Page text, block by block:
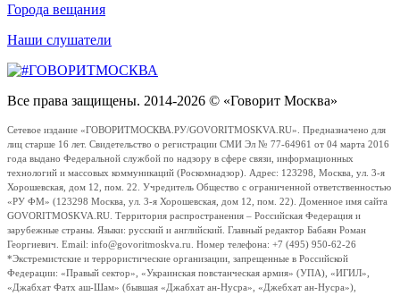
Города вещания
Наши слушатели
Все права защищены. 2014-2026 © «Говорит Москва»
Сетевое издание «ГОВОРИТМОСКВА.РУ/GOVORITMOSKVA.RU». Предназначено для
лиц старше 16 лет. Свидетельство о регистрации СМИ Эл № 77-64961 от 04 марта 2016
года выдано Федеральной службой по надзору в сфере связи, информационных
технологий и массовых коммуникаций (Роскомнадзор). Адрес: 123298, Москва, ул. 3-я
Хорошевская, дом 12, пом. 22. Учредитель Общество с ограниченной ответственностью
«РУ ФМ» (123298 Москва, ул. 3-я Хорошевская, дом 12, пом. 22). Доменное имя сайта
GOVORITMOSKVA.RU. Территория распространения – Российская Федерация и
зарубежные страны. Языки: русский и английский. Главный редактор Бабаян Роман
Георгиевич. Email: info@govoritmoskva.ru. Номер телефона: +7 (495) 950-62-26
*Экстремистские и террористические организации, запрещенные в Российской
Федерации: «Правый сектор», «Украинская повстанческая армия» (УПА), «ИГИЛ»,
«Джабхат Фатх аш-Шам» (бывшая «Джабхат ан-Нусра», «Джебхат ан-Нусра»),